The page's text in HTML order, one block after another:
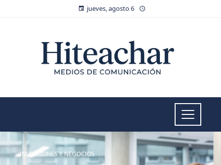
jueves, agosto 6
INVERSIONES Y NEGOCIOS